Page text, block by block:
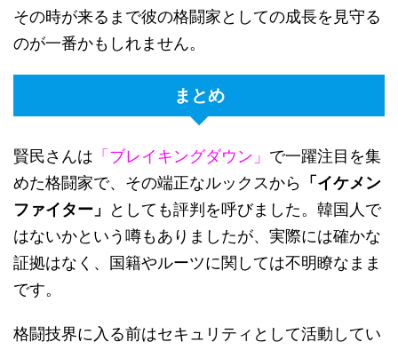
その時が来るまで彼の格闘家としての成長を見守る
のが一番かもしれません。
まとめ
賢民さんは 「ブレイキングダウン」 で一躍注目を集
めた格闘家で、その端正なルックスから 「イケメン
ファイター」
としても評判を呼びました。韓国人で
はないかという噂もありましたが、実際には確かな
証拠はなく、国籍やルーツに関しては不明瞭なまま
です。
格闘技界に入る前はセキュリティとして活動してい